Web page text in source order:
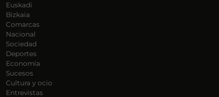
Euskadi
Bizkaia
Comarcas
Nacional
Sociedad
Deportes
Economía
Sucesos
Cultura y ocio
Entrevistas